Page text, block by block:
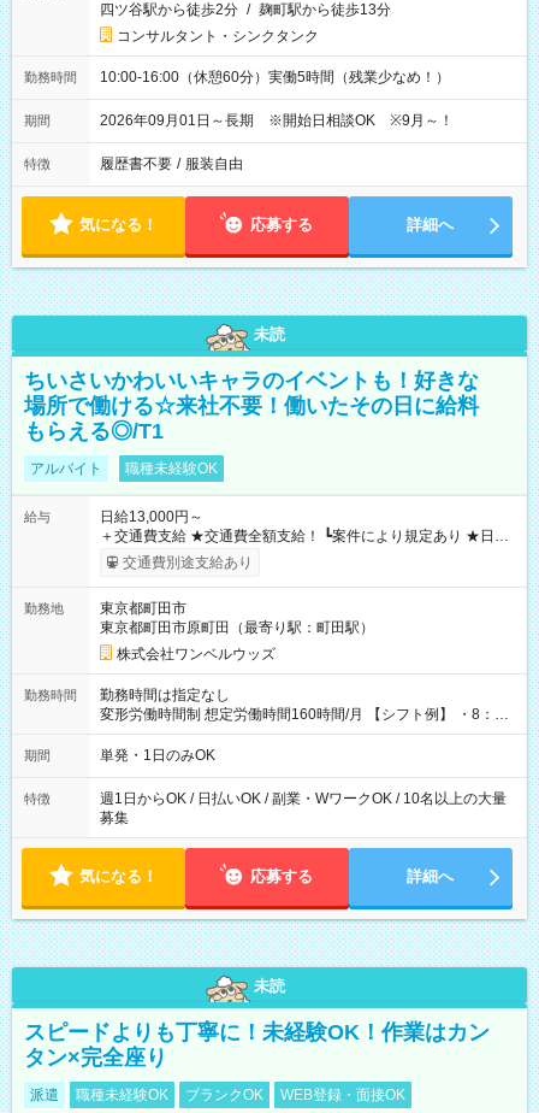
四ツ谷駅から徒歩2分 / 麹町駅から徒歩13分
コンサルタント・シンクタンク
勤務時間 10:00-16:00（休憩60分）実働5時間（残業少なめ！）
期間 2026年09月01日～長期 ※開始日相談OK ※9月～！
特徴 履歴書不要 / 服装自由
気になる！ 応募する 詳細へ
未読
ちいさいかわいいキャラのイベントも！好きな
場所で働ける☆来社不要！働いたその日に給料
もらえる◎/T1
アルバイト 職種未経験OK
給与
日給13,000円～
＋交通費支給 ★交通費全額支給！ ┗案件により規定あり ★日払
いOK！（規定あり） ┗働いたその日に現金GET♪ お仕事後はコ
ンビニATMから 日払い分を引き落とせます！ 【試用期間】試
交通費別途支給あり
勤務地
東京都町田市
東京都町田市原町田（最寄り駅：町田駅）
株式会社ワンベルウッズ
勤務時間
勤務時間は指定なし
変形労働時間制 想定労働時間160時間/月 【シフト例】 ・8：00
～21：00
期間 単発・1日のみOK
特徴
週1日からOK / 日払いOK / 副業・WワークOK / 10名以上の大量
募集
気になる！ 応募する 詳細へ
未読
スピードよりも丁寧に！未経験OK！作業はカン
タン×完全座り
派遣 職種未経験OK ブランクOK WEB登録・面接OK